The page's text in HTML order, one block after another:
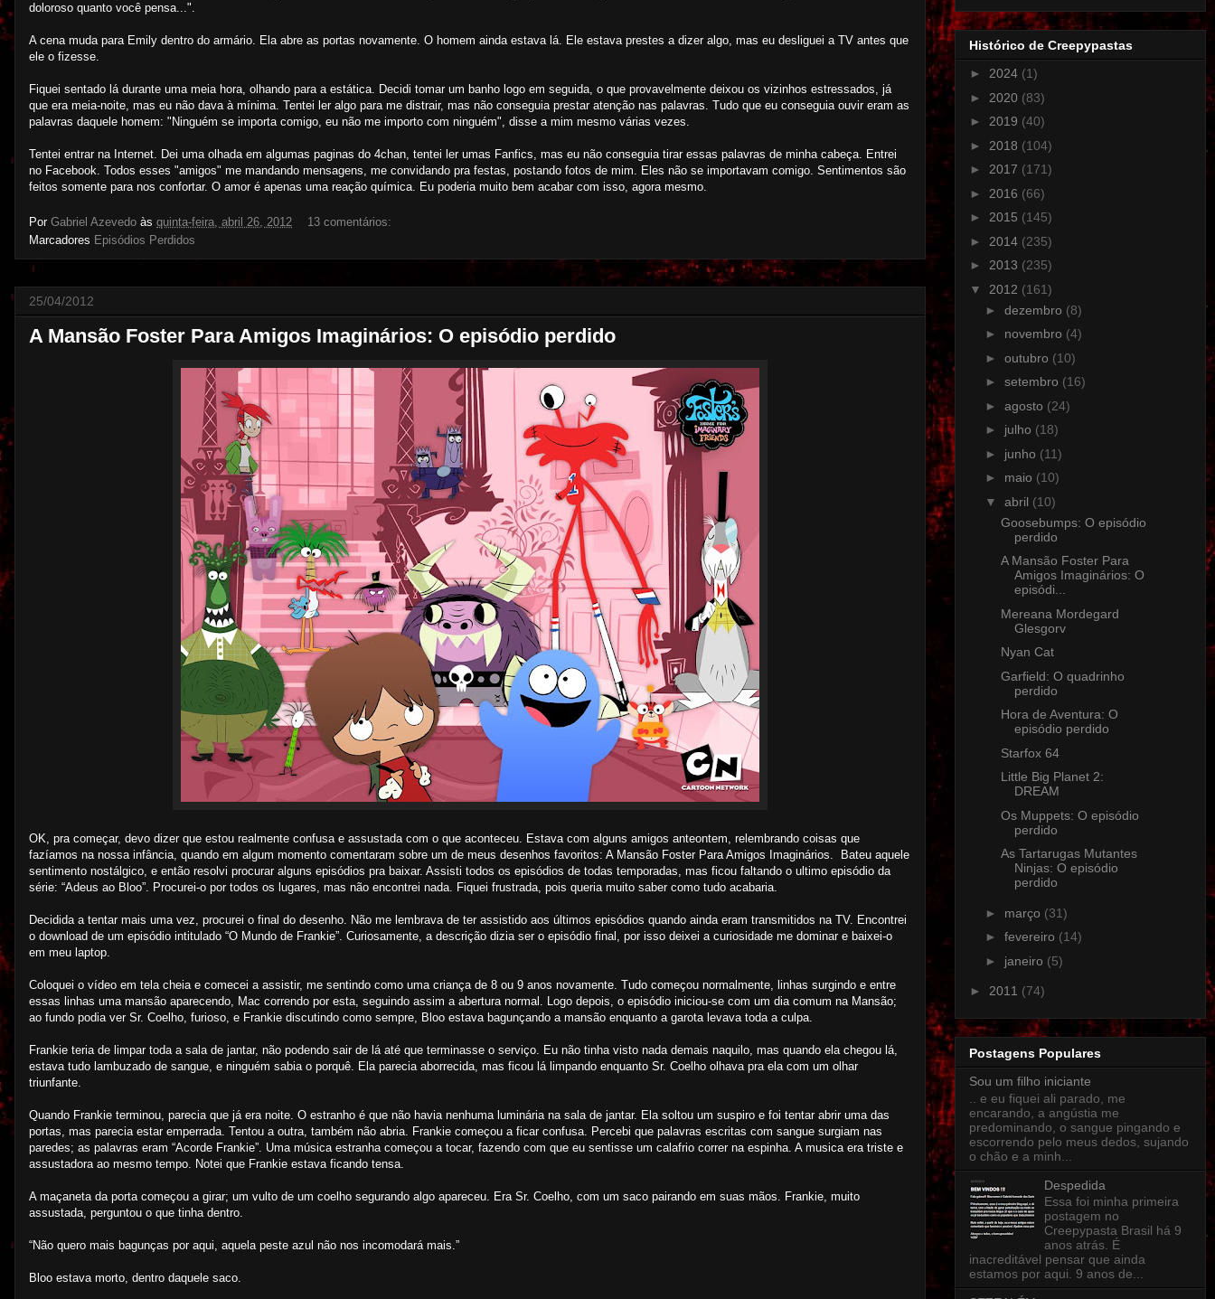
doloroso quanto você pensa...".
A cena muda para Emily dentro do armário. Ela abre as portas novamente. O homem ainda estava lá. Ele estava prestes a dizer algo, mas eu desliguei a TV antes que
ele o fizesse.
Fiquei sentado lá durante uma meia hora, olhando para a estática. Decidi tomar um banho logo em seguida, o que provavelmente deixou os vizinhos estressados, já
que era meia-noite, mas eu não dava à mínima. Tentei ler algo para me distrair, mas não conseguia prestar atenção nas palavras. Tudo que eu conseguia ouvir eram as
palavras daquele homem: "Ninguém se importa comigo, eu não me importo com ninguém", disse a mim mesmo várias vezes.
Tentei entrar na Internet. Dei uma olhada em algumas paginas do 4chan, tentei ler umas Fanfics, mas eu não conseguia tirar essas palavras de minha cabeça. Entrei
no Facebook. Todos esses "amigos" me mandando mensagens, me convidando pra festas, postando fotos de mim. Eles não se importavam comigo. Sentimentos são
feitos somente para nos confortar. O amor é apenas uma reação química. Eu poderia muito bem acabar com isso, agora mesmo.
Por Gabriel Azevedo às quinta-feira, abril 26, 2012
13 comentários:
Marcadores Episódios Perdidos
25/04/2012
A Mansão Foster Para Amigos Imaginários: O episódio perdido
OK, pra começar, devo dizer que estou realmente confusa e assustada com o que aconteceu. Estava com alguns amigos anteontem, relembrando coisas que
fazíamos na nossa infância, quando em algum momento comentaram sobre um de meus desenhos favoritos: A Mansão Foster Para Amigos Imaginários. Bateu aquele
sentimento nostálgico, e então resolvi procurar alguns episódios pra baixar. Assisti todos os episódios de todas temporadas, mas ficou faltando o ultimo episódio da
série: “Adeus ao Bloo”. Procurei-o por todos os lugares, mas não encontrei nada. Fiquei frustrada, pois queria muito saber como tudo acabaria.
Decidida a tentar mais uma vez, procurei o final do desenho. Não me lembrava de ter assistido aos últimos episódios quando ainda eram transmitidos na TV. Encontrei
o download de um episódio intitulado “O Mundo de Frankie”. Curiosamente, a descrição dizia ser o episódio final, por isso deixei a curiosidade me dominar e baixei-o
em meu laptop.
Coloquei o vídeo em tela cheia e comecei a assistir, me sentindo como uma criança de 8 ou 9 anos novamente. Tudo começou normalmente, linhas surgindo e entre
essas linhas uma mansão aparecendo, Mac correndo por esta, seguindo assim a abertura normal. Logo depois, o episódio iniciou-se com um dia comum na Mansão;
ao fundo podia ver Sr. Coelho, furioso, e Frankie discutindo como sempre, Bloo estava bagunçando a mansão enquanto a garota levava toda a culpa.
Frankie teria de limpar toda a sala de jantar, não podendo sair de lá até que terminasse o serviço. Eu não tinha visto nada demais naquilo, mas quando ela chegou lá,
estava tudo lambuzado de sangue, e ninguém sabia o porquê. Ela parecia aborrecida, mas ficou lá limpando enquanto Sr. Coelho olhava pra ela com um olhar
triunfante.
Quando Frankie terminou, parecia que já era noite. O estranho é que não havia nenhuma luminária na sala de jantar. Ela soltou um suspiro e foi tentar abrir uma das
portas, mas parecia estar emperrada. Tentou a outra, também não abria. Frankie começou a ficar confusa. Percebi que palavras escritas com sangue surgiam nas
paredes; as palavras eram “Acorde Frankie”. Uma música estranha começou a tocar, fazendo com que eu sentisse um calafrio correr na espinha. A musica era triste e
assustadora ao mesmo tempo. Notei que Frankie estava ficando tensa.
A maçaneta da porta começou a girar; um vulto de um coelho segurando algo apareceu. Era Sr. Coelho, com um saco pairando em suas mãos. Frankie, muito
assustada, perguntou o que tinha dentro.
“Não quero mais bagunças por aqui, aquela peste azul não nos incomodará mais.”
Bloo estava morto, dentro daquele saco.
Histórico de Creepypastas
► 2024 (1)
► 2020 (83)
► 2019 (40)
► 2018 (104)
► 2017 (171)
► 2016 (66)
► 2015 (145)
► 2014 (235)
► 2013 (235)
▼ 2012 (161)
► dezembro (8)
► novembro (4)
► outubro (10)
► setembro (16)
► agosto (24)
► julho (18)
► junho (11)
► maio (10)
▼ abril (10)
Goosebumps: O episódio
perdido
A Mansão Foster Para
Amigos Imaginários: O
episódi...
Mereana Mordegard
Glesgorv
Nyan Cat
Garfield: O quadrinho
perdido
Hora de Aventura: O
episódio perdido
Starfox 64
Little Big Planet 2:
DREAM
Os Muppets: O episódio
perdido
As Tartarugas Mutantes
Ninjas: O episódio
perdido
► março (31)
► fevereiro (14)
► janeiro (5)
► 2011 (74)
Postagens Populares
Sou um filho iniciante
.. e eu fiquei ali parado, me
encarando, a angústia me
predominando, o sangue pingando e
escorrendo pelo meus dedos, sujando
o chão e a minh...
Despedida
Essa foi minha primeira
postagem no
Creepypasta Brasil há 9
anos atrás. É
inacreditável pensar que ainda
estamos por aqui. 9 anos de...